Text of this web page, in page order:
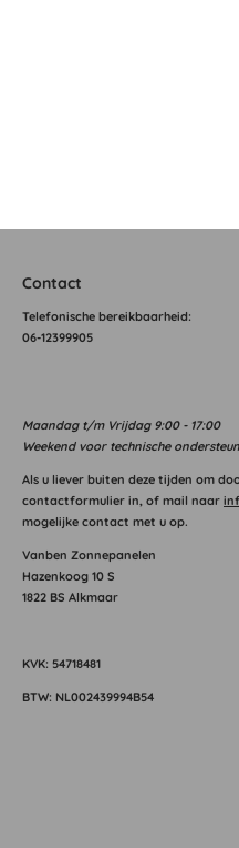
Contact
Telefonische bereikbaarheid:
06-12399905
Maandagt/m Vrijdag 9:00 - 17:00
Weekend voor technische
Als u liever buiten deze tijden om
contactformulier in, of mail naar
mogelijke contact met u op.
Vanben Zonnepanelen
Hazenkoog 10 S
1822 BS Alkmaar
KVK: 54718481
BTW: NL002439994B54